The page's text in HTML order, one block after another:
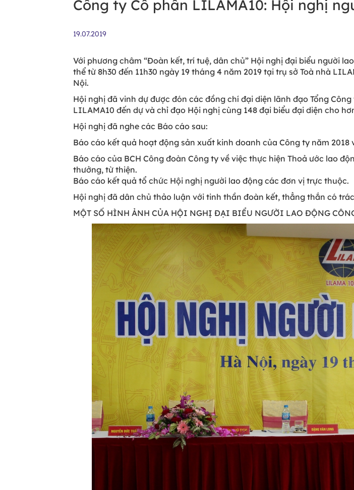
Công ty Cổ phần LILAMA10: Hội nghị
19.07.2019
Với phương châm “Đoàn kết, trí tuệ, dân chủ” Hội nghị đại biểu người
thể từ 8h30 đến 11h30 ngày 19 tháng 4 năm 2019 tại trụ sở Toà nhà
Nội.
Hội nghị đã vinh dự được đón các đồng chí đại diện lãnh đạo Tổng
LILAMA10 đến dự và chỉ đạo Hội nghị cùng 148 đại biểu đại diện cho
Hội nghị đã nghe các Báo cáo sau:
Báo cáo kết quả hoạt động sản xuất kinh doanh của Công ty năm
Báo cáo của BCH Công đoàn Công ty về việc thực hiện Thoả ước lao
thưởng, từ thiện.
Báo cáo kết quả tổ chức Hội nghị người lao động các đơn vị trực thuộc.
Hội nghị đã dân chủ thảo luận với tinh thần đoàn kết, thẳng thắn có
MỘT SỐ HÌNH ẢNH CỦA HỘI NGHỊ ĐẠI BIỂU NGƯỜI LAO ĐỘNG